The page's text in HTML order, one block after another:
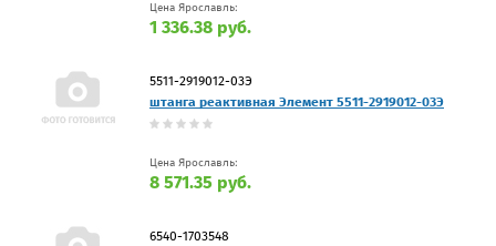
Цена Ярославль:
1 336.38 руб.
5511-2919012-03Э
штанга реактивная Элемент 5511-2919012-03Э
Цена Ярославль:
8 571.35 руб.
6540-1703548